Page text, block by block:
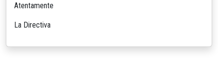
Atentamente
La Directiva